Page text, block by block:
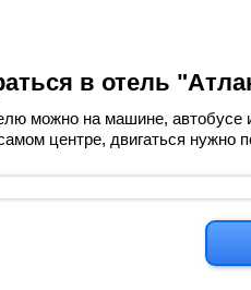
в отель
можно на машине, автобусе
центре, двигаться нужно